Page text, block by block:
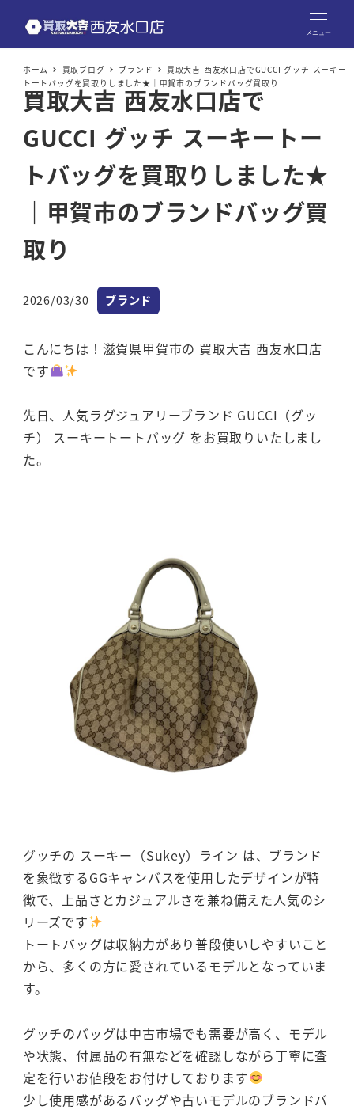
メニュー
ホーム 買取ブログ ブランド
買取大吉 西友水口店でGUCCI グッチ スーキー
トートバッグを買取りしました★｜甲賀市のブランドバッグ買取り
買取大吉 西友水口店で
GUCCI グッチ スーキートー
トバッグを買取りしました★
｜甲賀市のブランドバッグ買
取り
投稿日
2026/03/30 カテゴリー
ブランド
こんにちは！滋賀県甲賀市の 買取大吉 西友水口店
です
先日、人気ラグジュアリーブランド GUCCI（グッ
チ） スーキートートバッグ をお買取りいたしまし
た。
グッチの スーキー（Sukey）ライン は、ブランド
を象徴するGGキャンバスを使用したデザインが特
徴で、上品さとカジュアルさを兼ね備えた人気のシ
リーズです
トートバッグは収納力があり普段使いしやすいこと
から、多くの方に愛されているモデルとなっていま
す。
グッチのバッグは中古市場でも需要が高く、モデル
や状態、付属品の有無などを確認しながら丁寧に査
定を行いお値段をお付けしております
少し使用感があるバッグや古いモデルのブランドバ